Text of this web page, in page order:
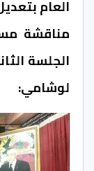
العام
مناقشة
الجلسة
لوشامي: